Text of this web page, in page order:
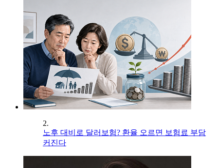
2.
노후 대비로 달러보험? 환율 오르면 보험료 부담
커진다